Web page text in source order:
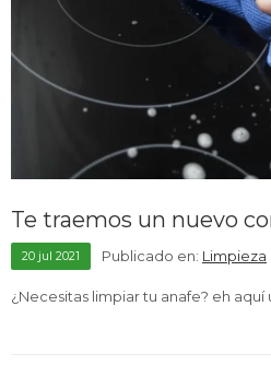
Te traemos un nuevo
20 jul 2021 Publicado en: Limpieza
¿Necesitas limpiar tu anafe? eh aquí